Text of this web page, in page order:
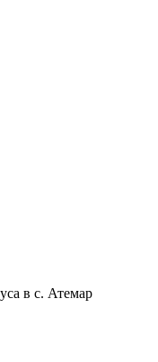
в с. Атемар